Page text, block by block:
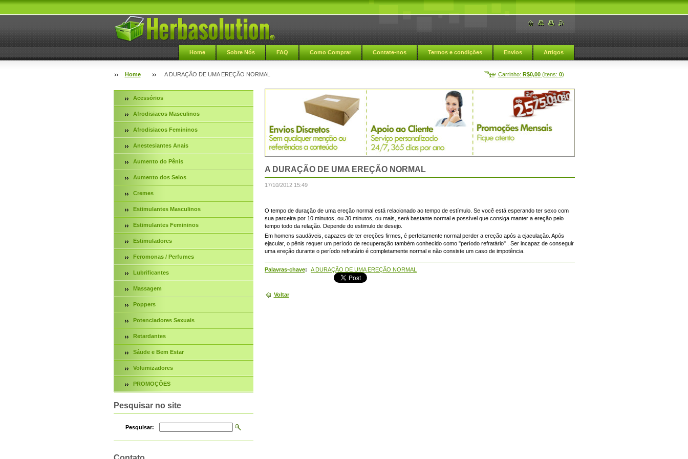
Home Sobre Nós FAQ Como Comprar Contate-nos Termos e condições Envios Artigos
Carrinho: R$0,00(itens: 0)
Home A DURAÇÃO DE UMA EREÇÃO NORMAL
A DURAÇÃO DE UMA EREÇÃO NORMAL
17/10/2012 15:49
O tempo de duração de uma ereção normal está relacionado ao tempo de estímulo. Se você está esperando ter sexo com
sua parceira por 10 minutos, ou 30 minutos, ou mais, será bastante normal e possível que consiga manter a ereção pelo
tempo todo da relação. Depende do estimulo de desejo.
Em homens saudáveis, capazes de ter ereções firmes, é perfeitamente normal perder a ereção após a ejaculação. Após
ejacular, o pênis requer um período de recuperação também conhecido como "período refratário" . Ser incapaz de conseguir
uma ereção durante o período refratário é completamente normal e não consiste um caso de impotência.
Palavras-chave: A DURAÇÃO DE UMA EREÇÃO NORMAL
Voltar
Acessórios
Afrodisiacos Masculinos
Afrodisiacos Femininos
Anestesiantes Anais
Aumento do Pênis
Aumento dos Seios
Cremes
Estimulantes Masculinos
Estimulantes Femininos
Estimuladores
Feromonas / Perfumes
Lubrificantes
Massagem
Poppers
Potenciadores Sexuais
Retardantes
Sáude e Bem Estar
Volumizadores
PROMOÇÕES
Pesquisar no site
Pesquisar: